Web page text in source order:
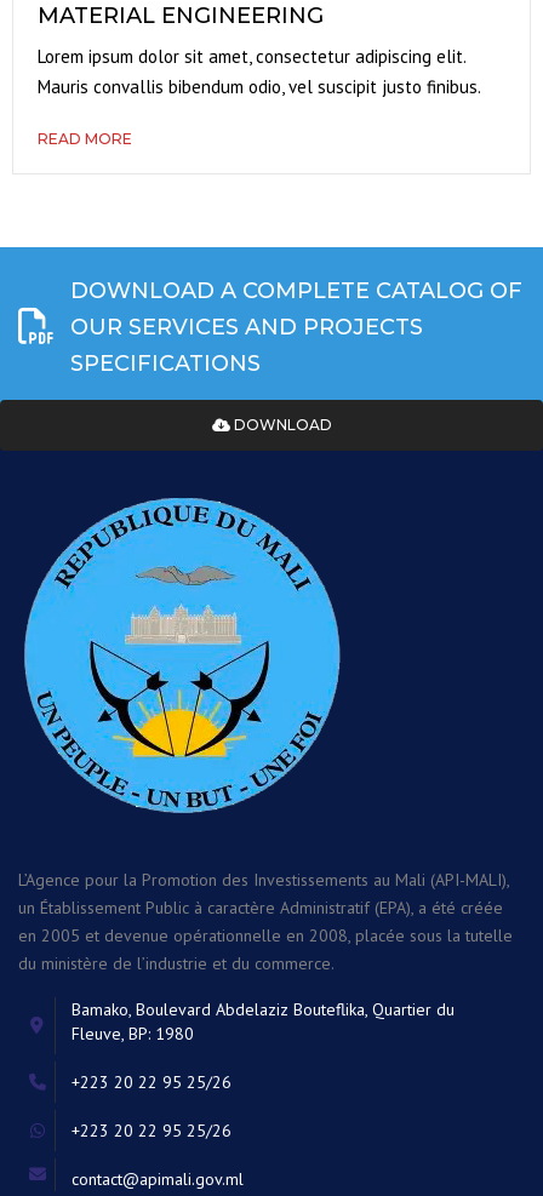
MATERIAL ENGINEERING
Lorem ipsum dolor sit amet, consectetur adipiscing elit.
Mauris convallis bibendum odio, vel suscipit justo finibus.
READ MORE
DOWNLOAD A COMPLETE CATALOG OF
OUR SERVICES AND PROJECTS
SPECIFICATIONS
DOWNLOAD
L’Agence pour la Promotion des Investissements au Mali (API-MALI),
un Établissement Public à caractère Administratif (EPA), a été créée
en 2005 et devenue opérationnelle en 2008, placée sous la tutelle
du ministère de l’industrie et du commerce.
Bamako, Boulevard Abdelaziz Bouteflika, Quartier du
Fleuve, BP: 1980
+223 20 22 95 25/26
+223 20 22 95 25/26
contact@apimali.gov.ml